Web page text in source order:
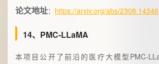
论文地址： https://arxiv.org/abs/2308.14346
14、PMC-LLaMA
本项目公开了前沿的医疗大模型PMC-